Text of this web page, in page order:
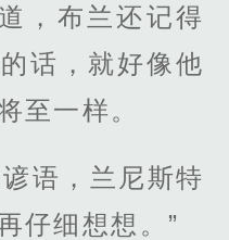
，布兰还记得
话，就好像他
至一样。
语，兰尼斯特
仔细想想。”